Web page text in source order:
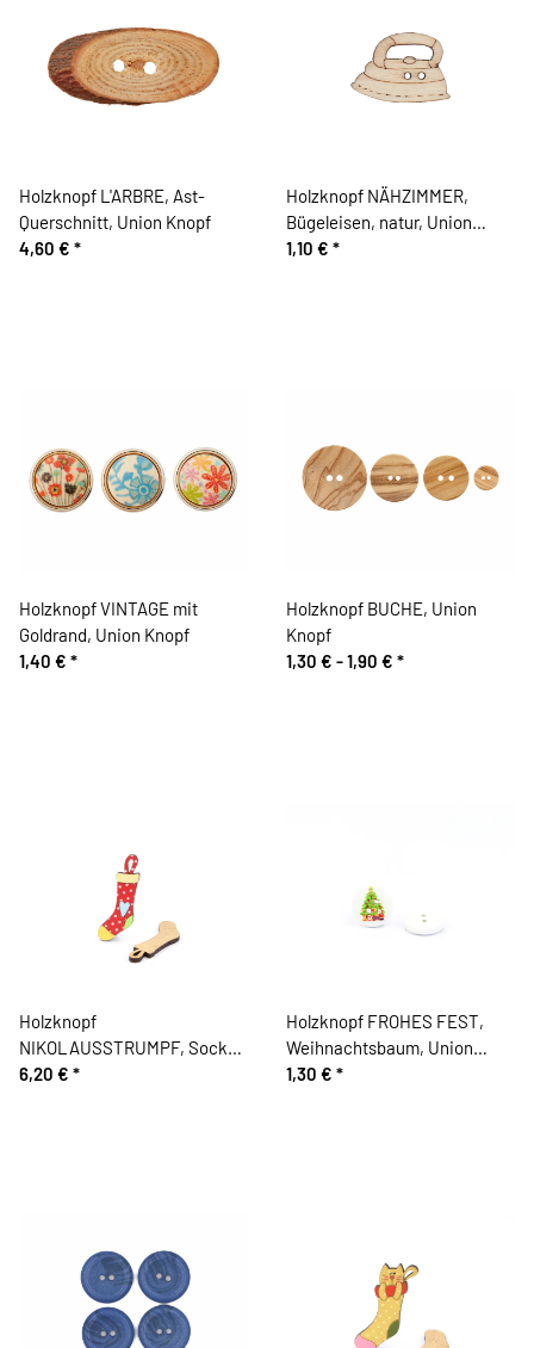
Holzknopf L'ARBRE, Ast-
Querschnitt, Union Knopf
4,60 € *
Holzknopf NÄHZIMMER,
Bügeleisen, natur, Union
Knopf
1,10 € *
Holzknopf VINTAGE mit
Goldrand, Union Knopf
1,40 € *
Holzknopf BUCHE, Union
Knopf
1,30 € -1,90 € *
Holzknopf
NIKOLAUSSTRUMPF, Socke
mit Henkel, rot, Union Knopf
6,20 € *
Holzknopf FROHES FEST,
Weihnachtsbaum, Union
Knopf
1,30 € *